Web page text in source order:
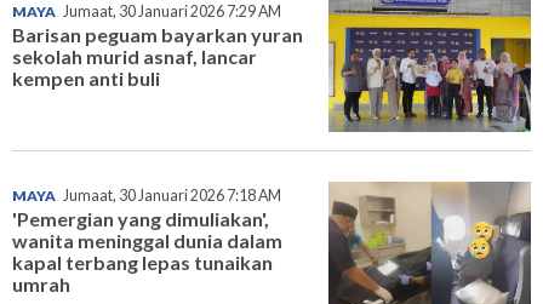
MAYA Jumaat, 30 Januari 2026 7:29 AM
Barisan peguam bayarkan yuran
sekolah murid asnaf, lancar
kempen anti buli
MAYA Jumaat, 30 Januari 2026 7:18 AM
'Pemergian yang dimuliakan',
wanita meninggal dunia dalam
kapal terbang lepas tunaikan
umrah